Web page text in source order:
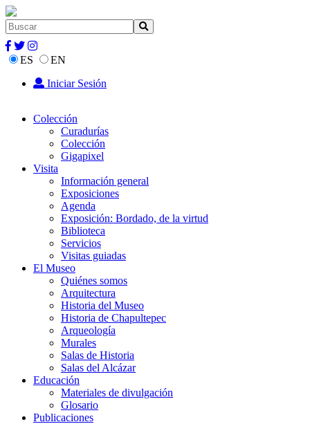
ES
EN
Iniciar Sesión
Colección
Curadurías
Colección
Gigapixel
Visita
Información general
Exposiciones
Agenda
Exposición: Bordado, de la virtud
Biblioteca
Servicios
Visitas guiadas
El Museo
Quiénes somos
Arquitectura
Historia del Museo
Historia de Chapultepec
Arqueología
Murales
Salas de Historia
Salas del Alcázar
Educación
Materiales de divulgación
Glosario
Publicaciones